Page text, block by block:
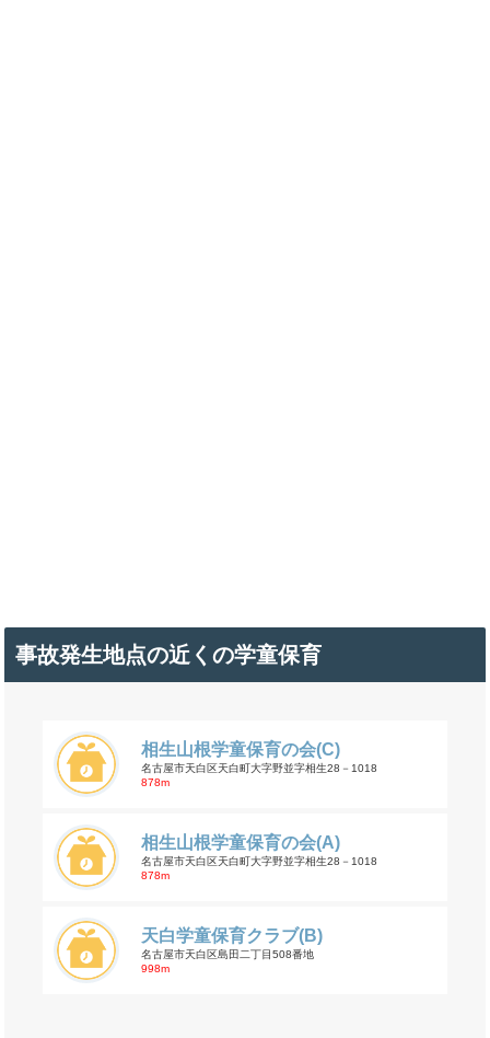
事故発生地点の近くの学童保育
相生山根学童保育の会(C)
名古屋市天白区天白町大字野並字相生28－1018
878m
相生山根学童保育の会(A)
名古屋市天白区天白町大字野並字相生28－1018
878m
天白学童保育クラブ(B)
名古屋市天白区島田二丁目508番地
998m